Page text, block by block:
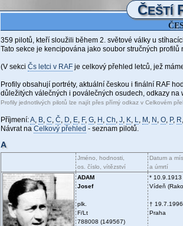
ČEŠTÍ
359 pilotů, kteří sloužili během 2. světové války u
Tato sekce je kencipována jako soubor stručných
(V sekci Čs letci v RAF je celkový přehled letců, jež
Profily obsahují portréty, aktuální českou i finální RAF
důležitých válečných i poválečných osudech, odkazy
Profily jednotlivých pilotů lze najít přes přímý odkaz v Celkovém
Příjmení:A, B, C, Č, D, E, F, G, H , Ch, J, K, L, M , N , O, P, R
Návrat na Celkový přehled - seznam pilotů.
A
Jméno, hodnosti,
os. číslo, vítězství
Datum a
a úmrtí
ADAM
Josef
plk.
F/Lt
788008 (149567)
* 10.9.1913
Vídeň
† 19.7.1996
Praha